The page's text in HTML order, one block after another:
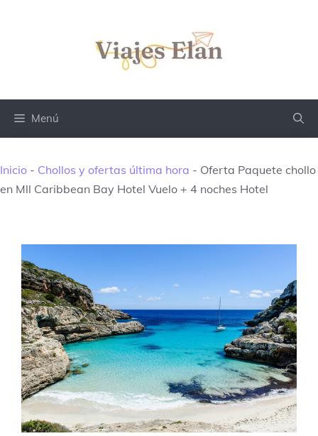
Menú
Inicio - Chollos y ofertas última hora - Oferta Paquete chollo
en Mll Caribbean Bay Hotel Vuelo + 4 noches Hotel